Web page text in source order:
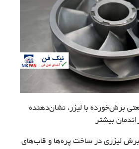
برش‌خورده با لیزر، نشان‌دهنده
بیشتر
برش لیزری در ساخت پره‌ها و قاب‌های